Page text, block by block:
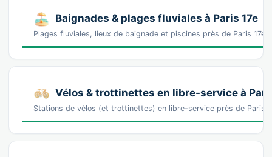
Baignades & plages fluviales à Paris 17e
Plages fluviales, lieux de baignade et piscines près de Paris 17e
Vélos & trottinettes en libre-service à
Stations de vélos (et trottinettes) en libre-service près de Paris